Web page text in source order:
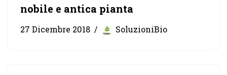
nobile e antica pianta
27 Dicembre 2018 SoluzioniBio